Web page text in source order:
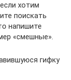
хотим
поискать
напишите
«смешные».
гифку